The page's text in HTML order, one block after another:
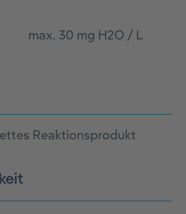
max. 30 mg H2O / L
Reaktionsprodukt